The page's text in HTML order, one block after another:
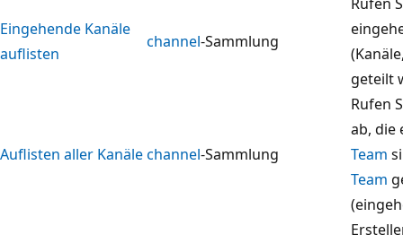
Eingehende Kanäle
auflisten
channel-Sammlung
geteilt
Auflisten aller Kanälechannel-Sammlung
Rufen
ab, die
Team
Team